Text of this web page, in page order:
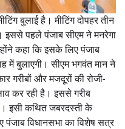
बुलाई है। मीटिंग दोपहर तीन
इससे पहले पंजाब सीएम ने मनरेगा
कहा कि इसके लिए पंजाब
में बुलाएगी। सीएम भगवंत मान ने
गरीबों और मजदूरों की रोजी-
कर रही है। इससे गरीब
है। इसी कथित जबरदस्ती के
विधानसभा का विशेष सत्र